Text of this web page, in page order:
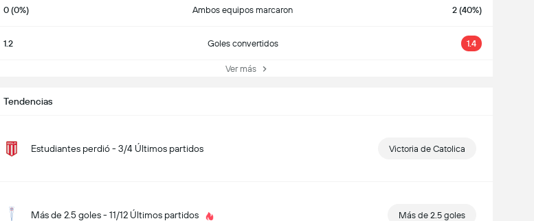
0 (0%) Ambos equipos marcaron 2 (40%)
1.2 Goles convertidos 1.4
Ver más
Tendencias
Estudiantes perdió - 3/4 Últimos partidos Victoria de Catolica
Más de 2.5 goles - 11/12 Últimos partidos Más de 2.5 goles